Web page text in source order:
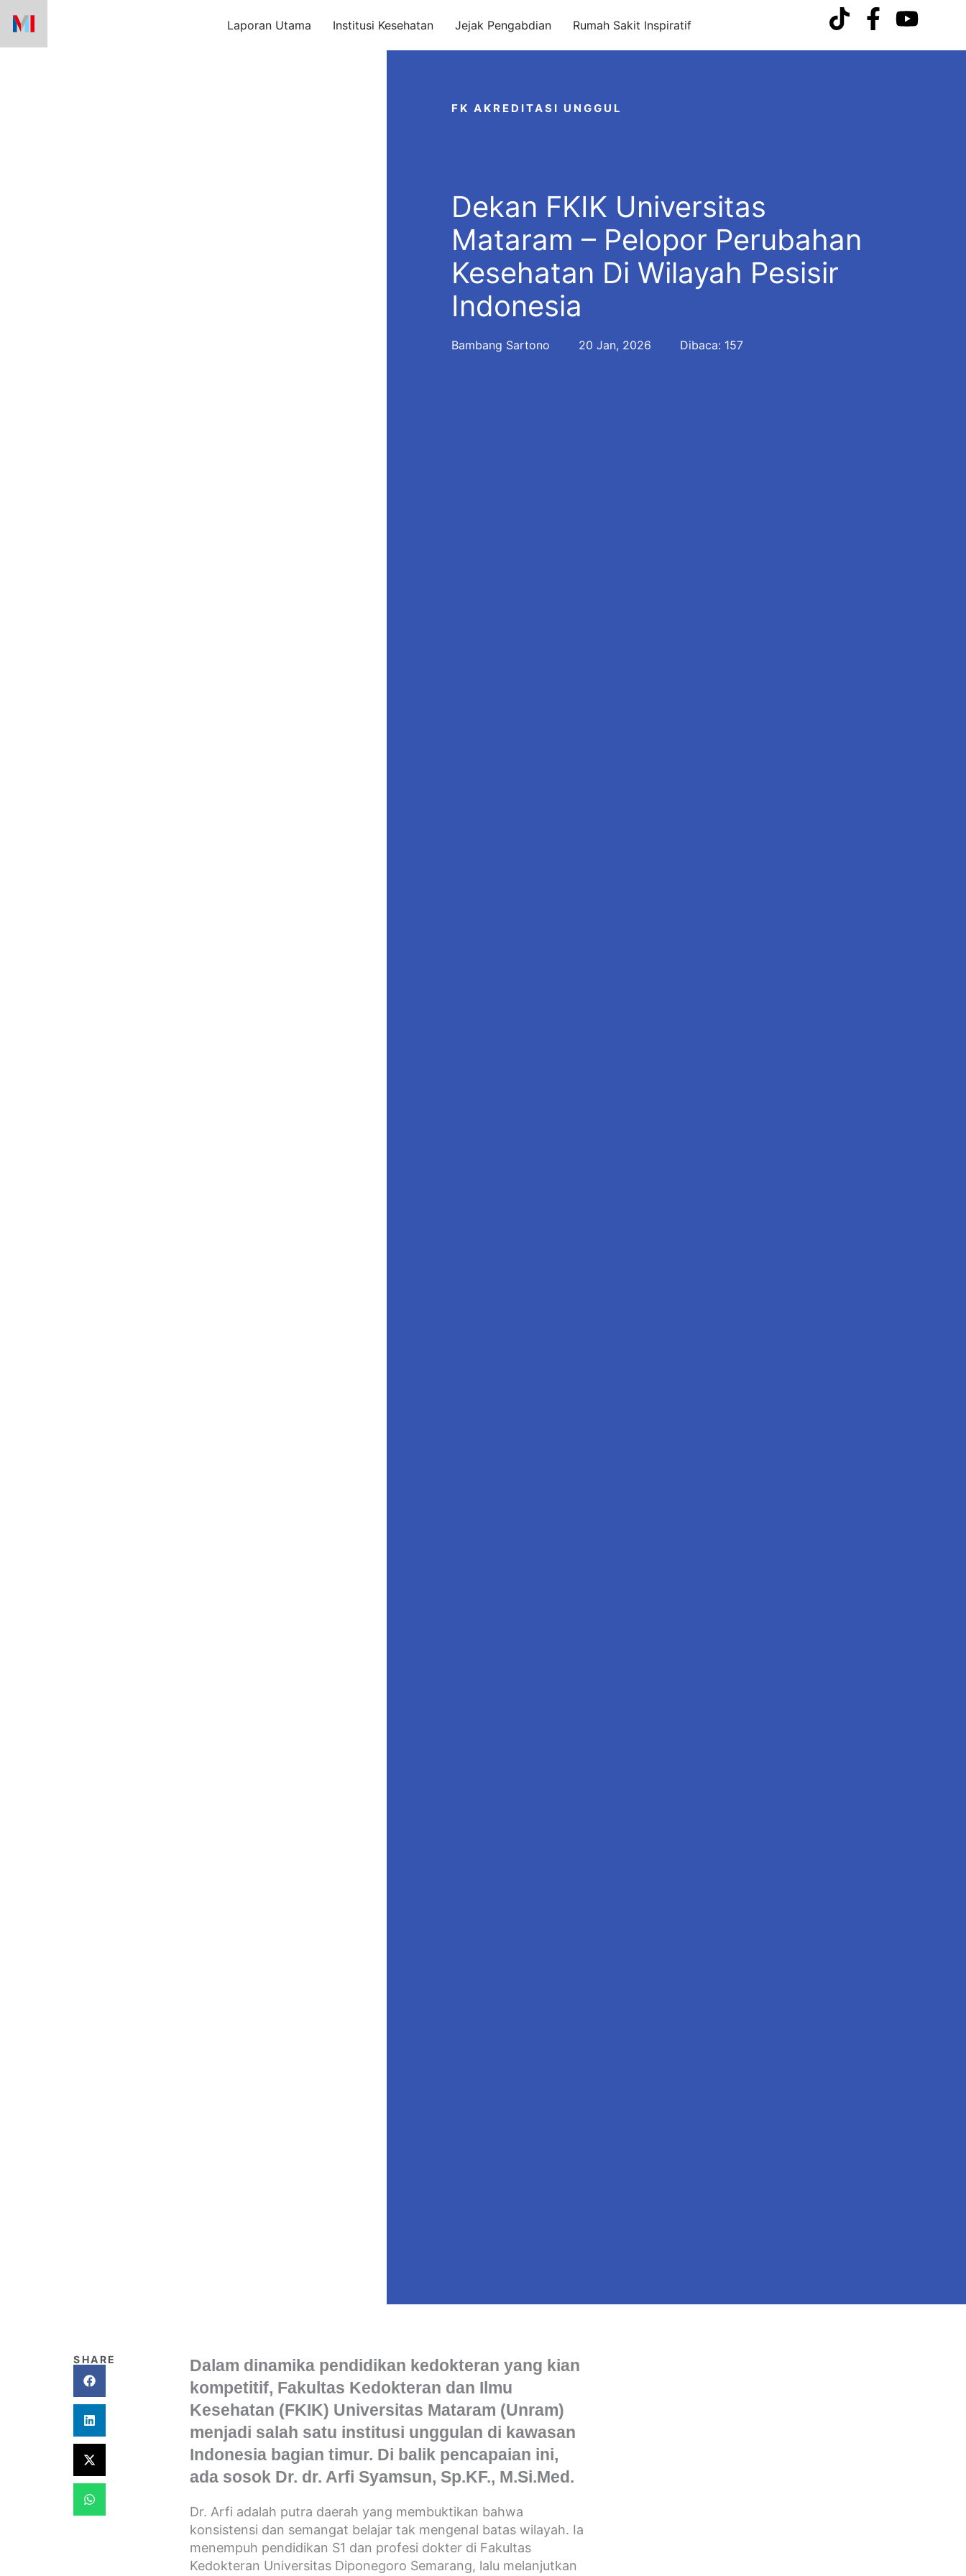
content
Laporan Utama Institusi Kesehatan Jejak Pengabdian Rumah Sakit Inspiratif
FK AKREDITASI UNGGUL
Dekan FKIK Universitas
Mataram – Pelopor Perubahan
Kesehatan Di Wilayah Pesisir
Indonesia
Bambang Sartono 20 Jan, 2026 Dibaca: 157
SHARE
Dalam dinamika pendidikan kedokteran yang kian
kompetitif, Fakultas Kedokteran dan Ilmu
Kesehatan (FKIK) Universitas Mataram (Unram)
menjadi salah satu institusi unggulan di kawasan
Indonesia bagian timur. Di balik pencapaian ini,
ada sosok Dr. dr. Arfi Syamsun, Sp.KF., M.Si.Med.
Dr. Arfi adalah putra daerah yang membuktikan bahwa
konsistensi dan semangat belajar tak mengenal batas wilayah. Ia
menempuh pendidikan S1 dan profesi dokter di Fakultas
Kedokteran Universitas Diponegoro Semarang, lalu melanjutkan